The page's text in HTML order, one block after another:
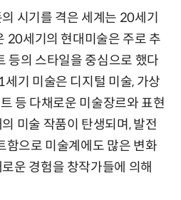
시기를 격은 세계는 20세기
20세기의 현대미술은 주로 추
등의 스타일을 중심으로 했다
기 미술은 디지털 미술, 가상
등 다채로운 미술장르와 표현
미술 작품이 탄생되며, 발전
함으로 미술계에도 많은 변화
운 경험을 창작가들에 의해